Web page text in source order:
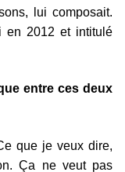
lui composait.
en 2012 et intitulé
entre ces deux
que je veux dire,
Ça ne veut pas